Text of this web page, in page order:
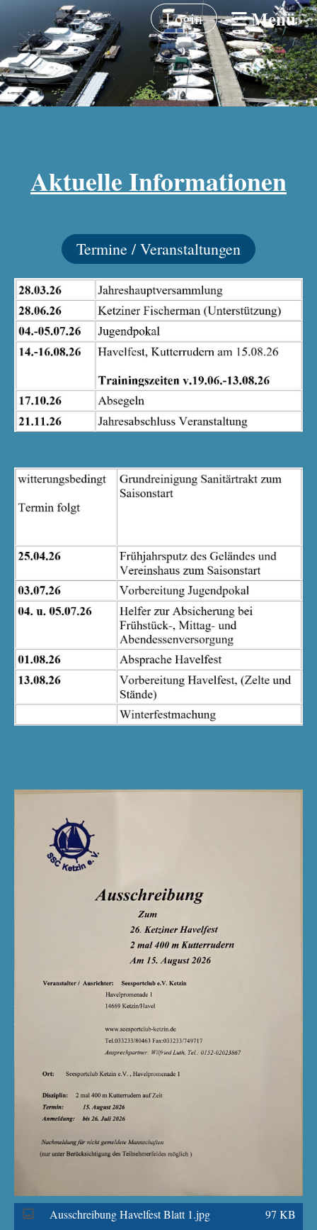
Login Menü
Aktuelle Informationen
Termine / Veranstaltungen
Ausschreibung Havelfest Blatt 1.jpg
97 KB